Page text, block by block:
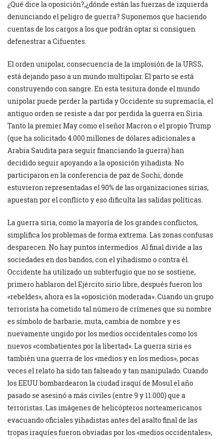
¿Qué dice la oposición?,¿dónde están las fuerzas de izquierda
denunciando el peligro de guerra? Suponemos que haciendo
cuentas de los cargos a los que podrán optar si consiguen
defenestrar a Cifuentes.
El orden unipolar, consecuencia de la implosión de la URSS,
está dejando paso a un mundo multipolar. El parto se está
construyendo con sangre. En esta tesitura donde el mundo
unipolar puede perder la partida y Occidente su supremacía, el
antiguo orden se resiste a dar por perdida la guerra en Siria.
Tanto la premier May como el señor Macron o el propio Trump
(que ha solicitado 4.000 millones de dólares adicionales a
Arabia Saudita para seguir financiando la guerra) han
decidido seguir apoyando a la oposición yihadista. No
participaron en la conferencia de paz de Sochi, donde
estuvieron representadas el 90% de las organizaciones sirias,
apuestan por el conflicto y eso dificulta las salidas políticas.
La guerra siria, como la mayoría de los grandes conflictos,
simplifica los problemas de forma extrema. Las zonas confusas
desparecen. No hay puntos intermedios. Al final divide a las
sociedades en dos bandos, con el yihadismo o contra él.
Occidente ha utilizado un subterfugio que no se sostiene,
primero hablaron del Ejército sirio libre, después fueron los
«rebeldes», ahora es la «oposición moderada». Cuando un grupo
terrorista ha cometido tal número de crímenes que su nombre
es símbolo de barbarie, muta, cambia de nombre y es
nuevamente ungido por los medios occidentales como los
nuevos «combatientes por la libertad». La guerra siria es
también una guerra de los «medios y en los medios», pocas
veces el relato ha sido tan falseado y tan manipulado. Cuando
los EEUU bombardearon la ciudad iraquí de Mosul el año
pasado se asesinó a más civiles (entre 9 y 11.000) que a
terroristas. Las imágenes de helicópteros norteamericanos
evacuando oficiales yihadistas antes del asalto final de las
tropas iraquíes fueron obviadas por los «medios occidentales»,